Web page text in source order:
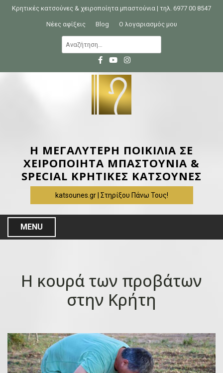
o
Κρητικές κατσούνες & χειροποίητα μπαστούνια | τηλ. 6977 00 8547
Νέες αφίξεις Blog Ο λογαριασμός μου
ν
η
γ
ι
:
Η ΜΕΓΑΛΥΤΕΡΗ ΠΟΙΚΙΛΙΑ ΣΕ
ΧΕΙΡΟΠΟΙΗΤΑ ΜΠΑΣΤΟΥΝΙΑ &
SPECIAL ΚΡΗΤΙΚΕΣ ΚΑΤΣΟΥΝΕΣ
katsounes.gr | Στηρίξου Πάνω Τους!
MENU
Η κουρά των προβάτων
στην Κρήτη